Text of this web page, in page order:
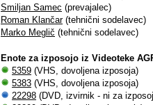
Smiljan Samec (prevajalec)
Roman Klančar(tehnični sodelavec)
Marko Meglič (tehnični sodelavec)
Enote za izposojo iz Videoteke
5359 (VHS, dovoljena izposoja)
5383 (VHS, dovoljena izposoja)
22298 (DVD, izvirnik - ni za